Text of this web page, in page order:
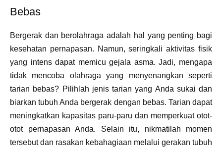
Bebas
Bergerak dan berolahraga adalah hal yang penting bagi
kesehatan pernapasan. Namun, seringkali aktivitas fisik
yang intens dapat memicu gejala asma. Jadi, mengapa
tidak mencoba olahraga yang menyenangkan seperti
tarian bebas? Pilihlah jenis tarian yang Anda sukai dan
biarkan tubuh Anda bergerak dengan bebas. Tarian dapat
meningkatkan kapasitas paru-paru dan memperkuat otot-
otot pernapasan Anda. Selain itu, nikmatilah momen
tersebut dan rasakan kebahagiaan melalui gerakan tubuh